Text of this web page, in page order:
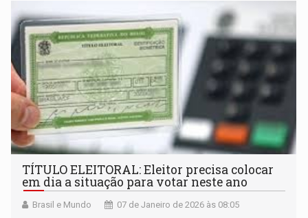
TÍTULO ELEITORAL: Eleitor precisa colocar
em dia a situação para votar neste ano
Brasil e Mundo 07 de Janeiro de 2026 às 08:05